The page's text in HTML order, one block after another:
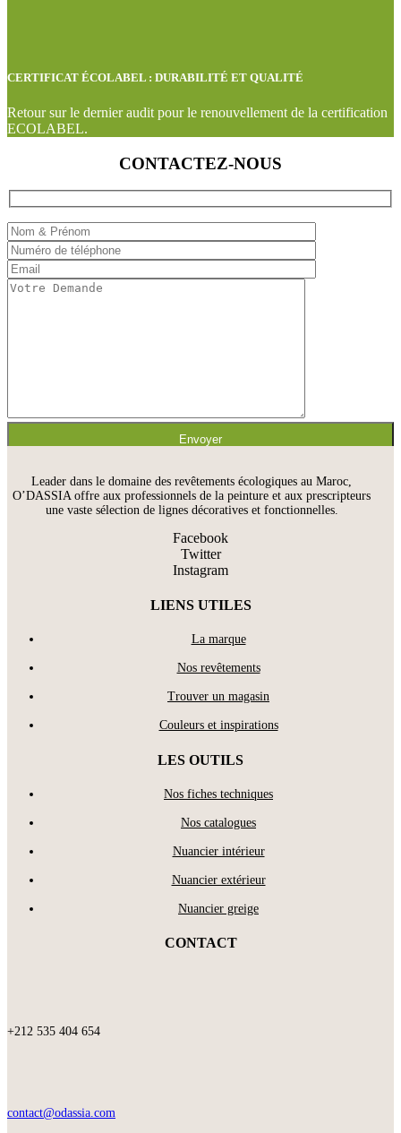
CERTIFICAT ÉCOLABEL : DURABILITÉ ET QUALITÉ
Retour sur le dernier audit pour le renouvellement de la certification
ECOLABEL.
CONTACTEZ-NOUS
Leader dans le domaine des revêtements écologiques au Maroc,
O’DASSIA offre aux professionnels de la peinture et aux prescripteurs
une vaste sélection de lignes décoratives et fonctionnelles.
Facebook
Twitter
Instagram
LIENS UTILES
La marque
Nos revêtements
Trouver un magasin
Couleurs et inspirations
LES OUTILS
Nos fiches techniques
Nos catalogues
Nuancier intérieur
Nuancier extérieur
Nuancier greige
CONTACT
+212 535 404 654
contact@odassia.com